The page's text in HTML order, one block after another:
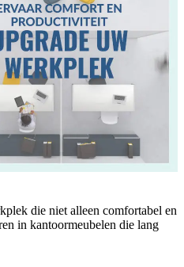
die niet alleen comfortabel en
in kantoormeubelen die lang